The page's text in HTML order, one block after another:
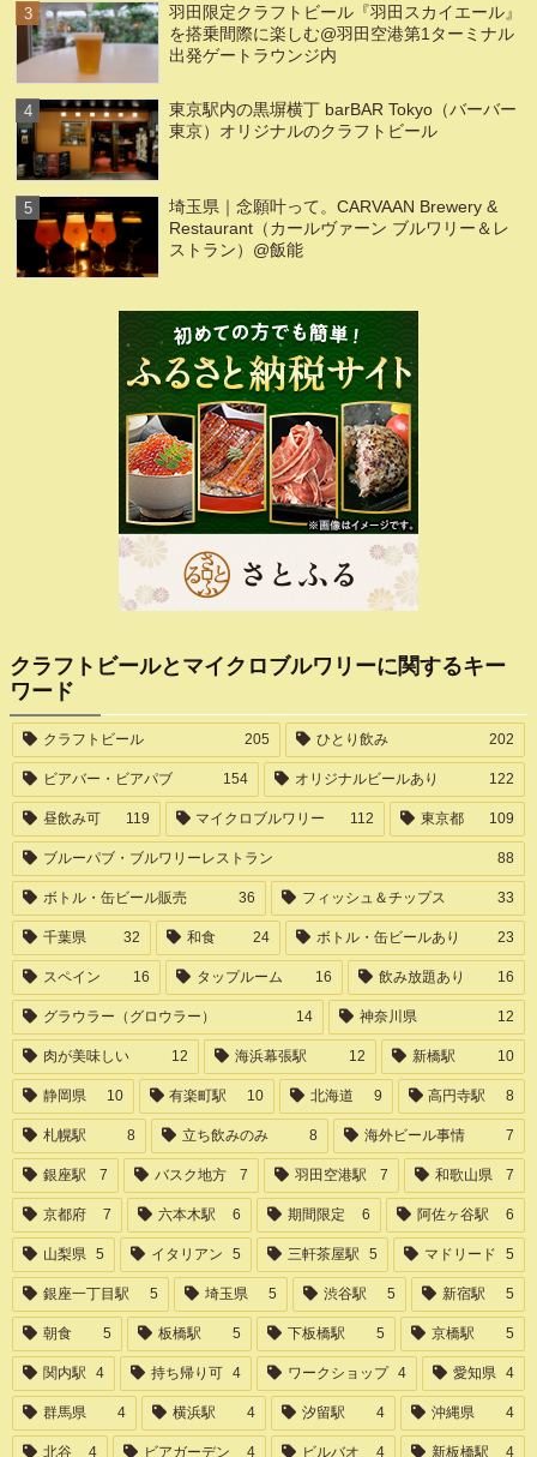
羽田限定クラフトビール『羽田スカイエール』
を搭乗間際に楽しむ@羽田空港第1ターミナル
出発ゲートラウンジ内
東京駅内の黒塀横丁 barBAR Tokyo（バーバー
東京）オリジナルのクラフトビール
埼玉県｜念願叶って。CARVAAN Brewery &
Restaurant（カールヴァーン ブルワリー＆レ
ストラン）@飯能
クラフトビールとマイクロブルワリーに関するキー
ワード
クラフトビール 205 ひとり飲み 202
ビアバー・ビアパブ 154 オリジナルビールあり 122
昼飲み可 119 マイクロブルワリー 112 東京都 109
ブルーパブ・ブルワリーレストラン 88
ボトル・缶ビール販売 36 フィッシュ＆チップス 33
千葉県 32 和食 24 ボトル・缶ビールあり 23
スペイン 16 タップルーム 16 飲み放題あり 16
グラウラー（グロウラー） 14 神奈川県 12
肉が美味しい 12 海浜幕張駅 12 新橋駅 10
静岡県 10 有楽町駅 10 北海道 9 高円寺駅 8
札幌駅 8 立ち飲みのみ 8 海外ビール事情 7
銀座駅 7 バスク地方 7 羽田空港駅 7 和歌山県 7
京都府 7 六本木駅 6 期間限定 6 阿佐ヶ谷駅 6
山梨県 5 イタリアン 5 三軒茶屋駅 5 マドリード 5
銀座一丁目駅 5 埼玉県 5 渋谷駅 5 新宿駅 5
朝食 5 板橋駅 5 下板橋駅 5 京橋駅 5
関内駅 4 持ち帰り可 4 ワークショップ 4 愛知県 4
群馬県 4 横浜駅 4 汐留駅 4 沖縄県 4
北谷 4 ビアガーデン 4 ビルバオ 4 新板橋駅 4